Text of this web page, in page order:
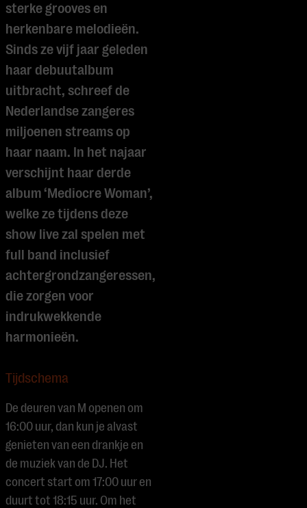
sterke grooves en
herkenbare melodieën.
Sinds ze vijf jaar geleden
haar debuutalbum
uitbracht, schreef de
Nederlandse zangeres
miljoenen streams op
haar naam. In het najaar
verschijnt haar derde
album ‘Mediocre Woman’,
welke ze tijdens deze
show live zal spelen met
full band inclusief
achtergrondzangeressen,
die zorgen voor
indrukwekkende
harmonieën.
Tijdschema
De deuren van M openen om
16:00 uur, dan kun je alvast
genieten van een drankje en
de muziek van de DJ. Het
concert start om 17:00 uur en
duurt tot 18:15 uur. Om het